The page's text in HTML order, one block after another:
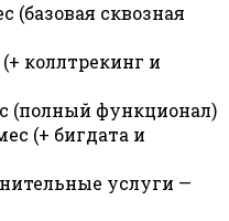
(базовая сквозная
коллтрекинг и
(полный функционал)
(+ бигдата и
услуги —